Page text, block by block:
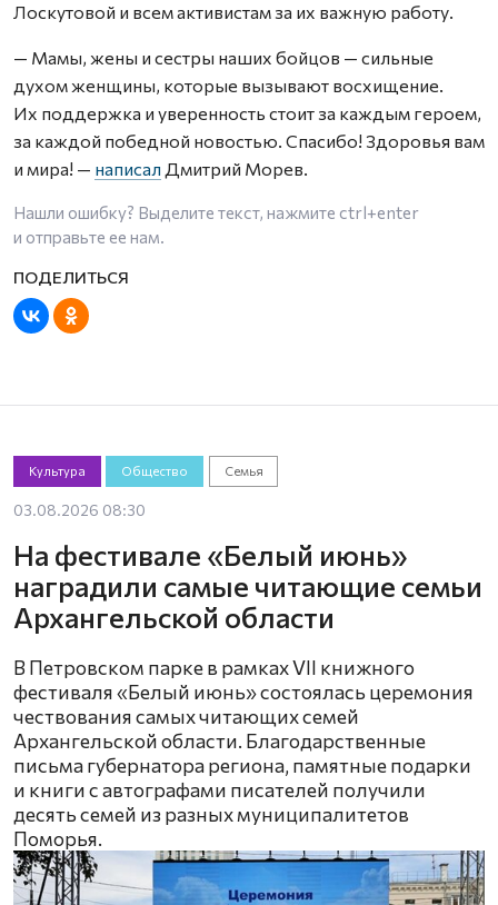
Лоскутовой и всем активистам за их важную работу.
— Мамы, жены и сестры наших бойцов — сильные
духом женщины, которые вызывают восхищение.
Их поддержка и уверенность стоит за каждым героем,
за каждой победной новостью. Спасибо! Здоровья вам
и мира! — написал Дмитрий Морев.
Нашли ошибку? Выделите текст, нажмите ctrl+enter
и отправьте ее нам.
Культура Общество Семья
03.08.2026 08:30
На фестивале «Белый июнь»
наградили самые читающие семьи
Архангельской области
В Петровском парке в рамках VII книжного
фестиваля «Белый июнь» состоялась церемония
чествования самых читающих семей
Архангельской области. Благодарственные
письма губернатора региона, памятные подарки
и книги с автографами писателей получили
десять семей из разных муниципалитетов
Поморья.